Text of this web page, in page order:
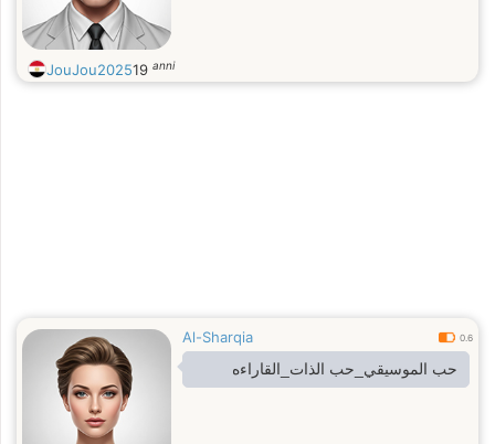
JouJou202519 anni
Al-Sharqia 0.6
حب الموسيقي_حب الذات_القاراءه